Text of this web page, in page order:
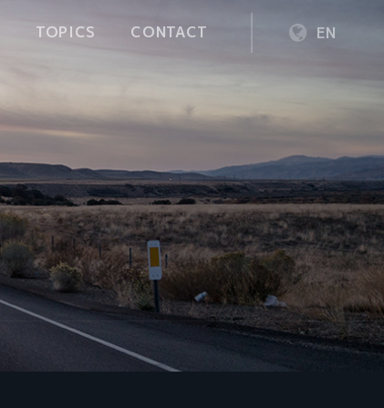
TOPICS CONTACT EN